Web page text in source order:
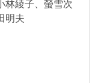
林綾子、螢雪次
明夫